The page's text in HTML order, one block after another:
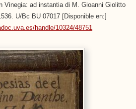
Vinegia: ad instantia di M. Gioanni Giolitto
U/Bc BU 07017 [Disponible en:]
handle/10324/48751